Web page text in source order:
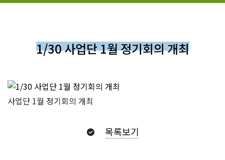
1/30 사업단 1월 정기회의 개최
사업단 1월 정기회의 개최
목록보기